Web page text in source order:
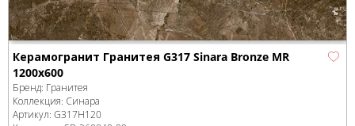
Керамогранит Гранитея G317 Sinara Bronze MR
1200x600
Бренд: Гранитея
Коллекция: Синара
Артикул: G317Н120